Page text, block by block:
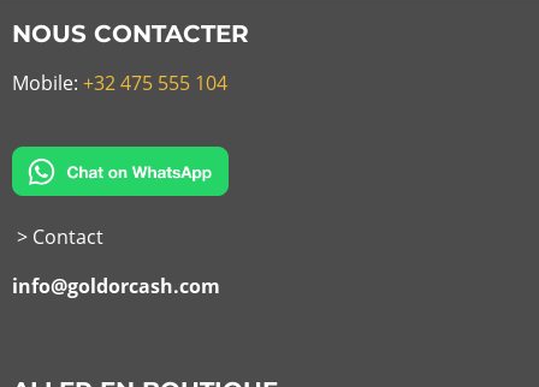
NOUS CONTACTER
Mobile: +32 475 555 104
> Contact
info@goldorcash.com